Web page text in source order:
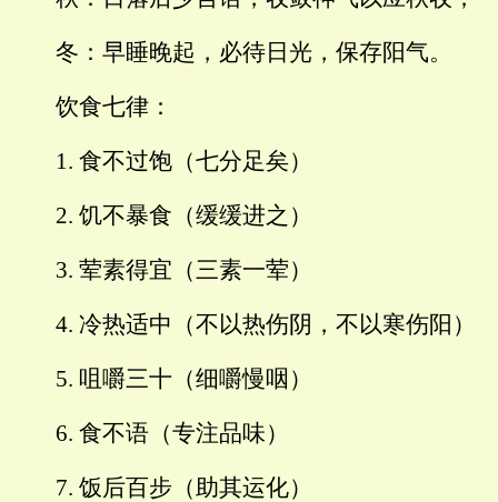
冬：早睡晚起，必待日光，保存阳气。
饮食七律：
1. 食不过饱（七分足矣）
2. 饥不暴食（缓缓进之）
3. 荤素得宜（三素一荤）
4. 冷热适中（不以热伤阴，不以寒伤阳）
5. 咀嚼三十（细嚼慢咽）
6. 食不语（专注品味）
7. 饭后百步（助其运化）